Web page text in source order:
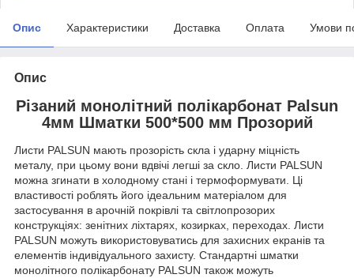
Опис Характеристики Доставка Оплата Умови
Опис
Різаний монолітний полікарбонат Palsun
4мм Шматки 500*500 мм Прозорий
Листи PALSUN мають прозорість скла і ударну міцність
металу, при цьому вони вдвічі легші за скло. Листи PALSUN
можна згинати в холодному стані і термоформувати. Ці
властивості роблять його ідеальним матеріалом для
застосування в арочній покрівлі та світлопрозорих
конструкціях: зенітних ліхтарях, козирках, переходах. Листи
PALSUN можуть використовуватись для захисних екранів та
елементів індивідуального захисту. Стандартні шматки
монолітного полікарбонату PALSUN також можуть